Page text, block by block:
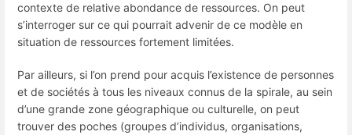
contexte de relative abondance de ressources. On peut
s’interroger sur ce qui pourrait advenir de ce modèle en
situation de ressources fortement limitées.
Par ailleurs, si l’on prend pour acquis l’existence de personnes
et de sociétés à tous les niveaux connus de la spirale, au sein
d’une grande zone géographique ou culturelle, on peut
trouver des poches (groupes d’individus, organisations,